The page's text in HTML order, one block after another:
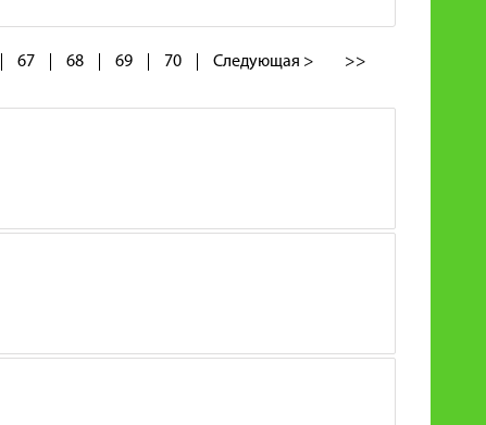
67 68 69 70 Следующая > >>